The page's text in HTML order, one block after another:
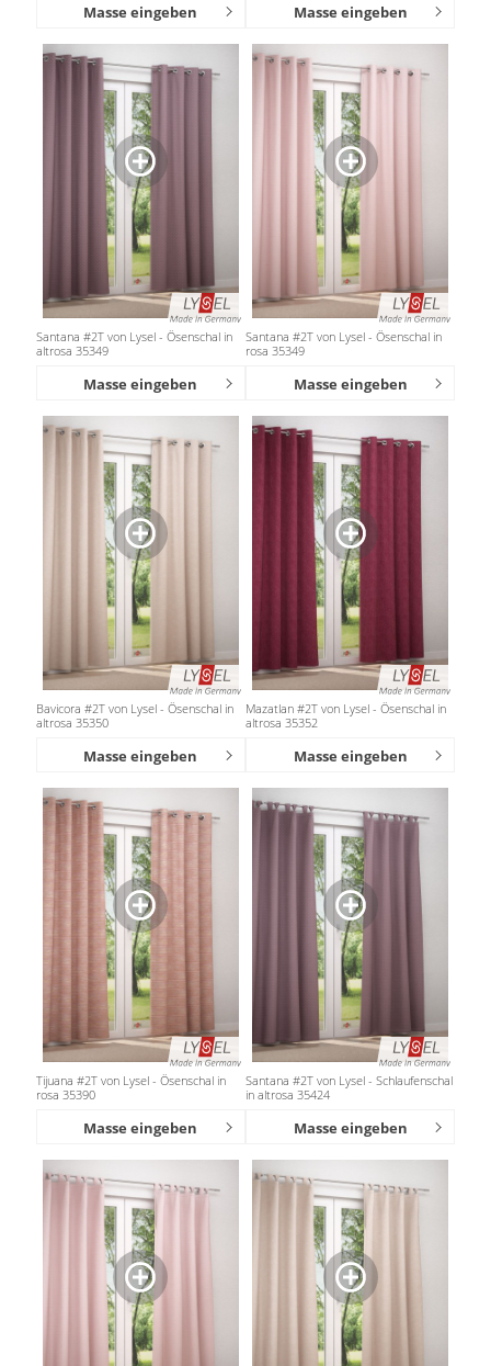
Masse eingeben Masse eingeben
Santana #2T von Lysel - Ösenschal in
altrosa 35349
Masse eingeben
Santana #2T von Lysel - Ösenschal in
rosa 35349
Masse eingeben
Bavicora #2T von Lysel - Ösenschal in
altrosa 35350
Masse eingeben
Mazatlan #2T von Lysel - Ösenschal in
altrosa 35352
Masse eingeben
Tijuana #2T von Lysel - Ösenschal in
rosa 35390
Masse eingeben
Santana #2T von Lysel - Schlaufenschal
in altrosa 35424
Masse eingeben